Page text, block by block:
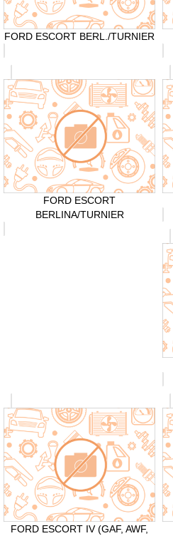
FORD ESCORT BERL./TURNIER
FORD ESCORT
BERLINA/TURNIER
FORD ESCORT IV (GAF, AWF,